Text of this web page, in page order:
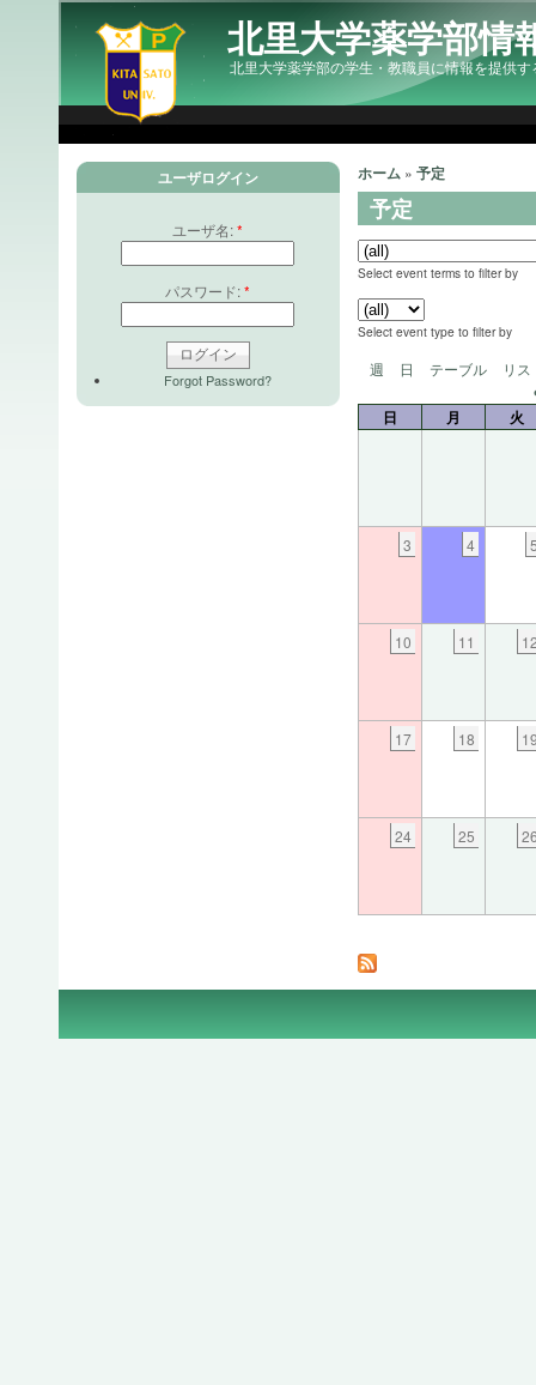
北里大学薬学部情
北里大学薬学部の学生・教職員に情報を提供
ユーザログイン
ユーザ名:*
パスワード:*
Forgot Password?
ホーム » 予定
予定
Select event terms to filter by
Select event type to filter by
週 日 テーブル リス
日 月 火
3 4
10 11
17 18
24 25